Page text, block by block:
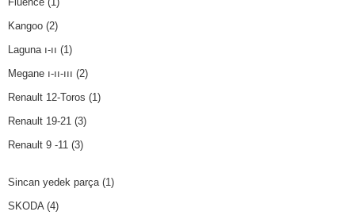
Kangoo (2)
Laguna ı-ıı (1)
Megane ı-ıı-ııı (2)
Renault 12-Toros (1)
Renault 19-21 (3)
Renault 9 -11 (3)
Sincan yedek parça(1)
SKODA(4)